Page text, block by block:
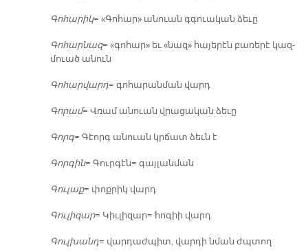
Գո­հա­րիկ= «Գո­հար» ա­նուան գգուա­կան ձե­ւը
Գո­հար­նազ= «գո­հար» եւ «նազ» հա­յե­րէն բա­ռե­րէ կազ­
մուած ա­նուն
Գո­հար­վարդ= գո­հա­րան­ման վարդ
Գո­րամ= Վռամ ա­նուան վրա­ցա­կան ձե­ւը
Գորգ= Գէորգ ա­նուան կրճատ ձեւն է
Գոր­գին= Գուր­գէն= գայ­լան­ման
Գու­լաք= փոք­րիկ վարդ
Գու­լի­զար= Կիւ­լի­զար= հո­գիի վարդ
Գուլ­խանդ= վար­դաժ­պիտ, վար­դի նման ժպտող